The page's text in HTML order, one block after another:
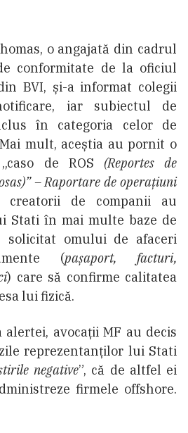
o angajată din cadrul
conformitate de la oficiul
BVI, și-a informat colegii
iar subiectul de
în categoria celor de
mult, aceștia au pornit o
de ROS (Reportes de
– Raportare de operațiuni
creatorii de companii au
Stati în mai multe baze de
solicitat omului de afaceri
(pașaport, facturi,
) care să confirme calitatea
lui fizică.
avocații MF au decis
reprezentanților lui Stati
negative”, că de altfel ei
firmele offshore.